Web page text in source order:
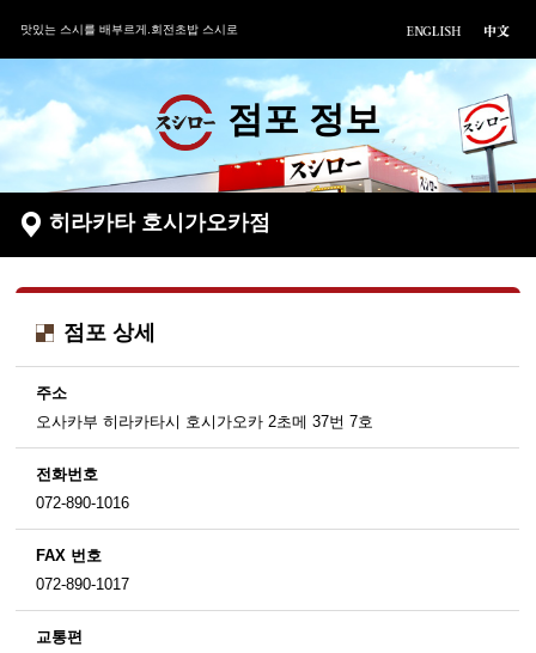
맛있는 스시를 배부르게.회전초밥 스시로
점포 정보
히라카타 호시가오카점
점포 상세
주소
오사카부 히라카타시 호시가오카 2초메 37번 7호
전화번호
072-890-1016
FAX 번호
072-890-1017
교통편